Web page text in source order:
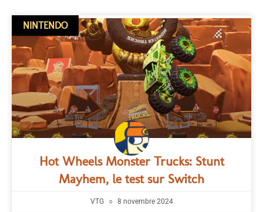
NINTENDO
Hot Wheels Monster Trucks: Stunt
Mayhem, le test sur Switch
VTG 8 novembre 2024